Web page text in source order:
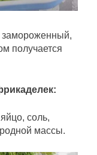
замороженный,
получается
соль,
массы.